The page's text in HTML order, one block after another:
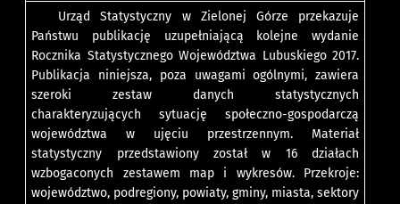
Urząd Statystyczny w Zielonej Górze przekazuje
Państwu publikację uzupełniającą kolejne wydanie
Rocznika Statystycznego Województwa Lubuskiego 2017.
Publikacja niniejsza, poza uwagami ogólnymi, zawiera
szeroki zestaw danych statystycznych
charakteryzujących sytuację społeczno-gospodarczą
województwa w ujęciu przestrzennym. Materiał
statystyczny przedstawiony został w 16 działach
wzbogaconych zestawem map i wykresów. Przekroje:
województwo, podregiony, powiaty, gminy, miasta, sektory